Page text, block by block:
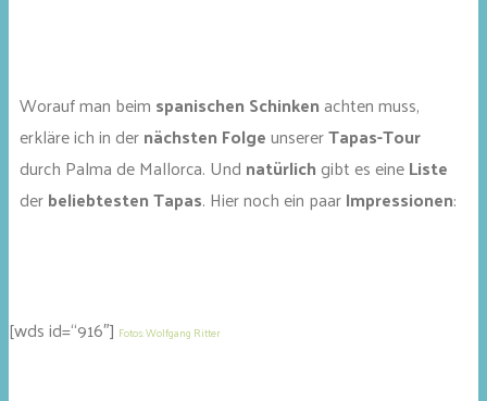
Worauf man beim spanischen Schinkenachten muss,
erkläre ich in dernächsten FolgeunsererTapas-Tour
durch Palma de Mallorca. Und natürlich gibt es eineListe
derbeliebtesten Tapas. Hier noch ein paarImpressionen:
[wds id=“916″] Fotos: Wolfgang Ritter